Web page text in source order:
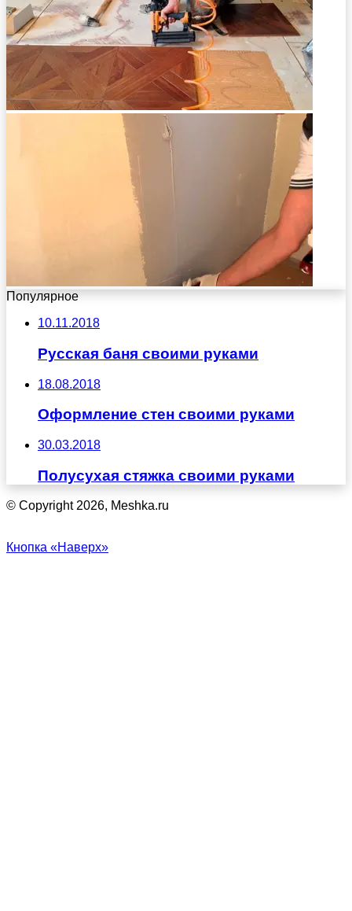
Популярное
10.11.2018
Русская баня своими руками
18.08.2018
Оформление стен своими руками
30.03.2018
Полусухая стяжка своими руками
© Copyright 2026, Meshka.ru
Кнопка «Наверх»